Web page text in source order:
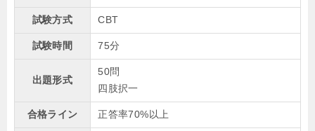
試験方式 CBT
試験時間 75分
出題形式
50問
四肢択一
合格ライン 正答率70%以上